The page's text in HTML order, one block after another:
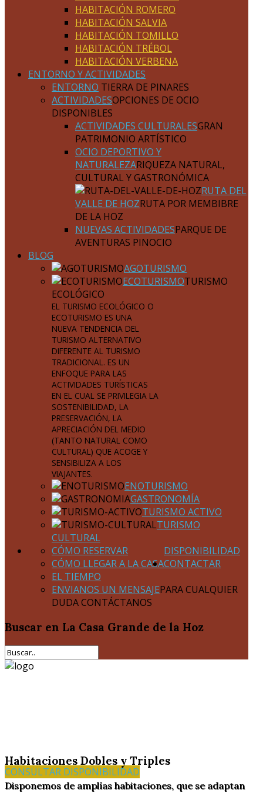
HABITACIÓN ROMERO
HABITACIÓN SALVIA
HABITACIÓN TOMILLO
HABITACIÓN TRÉBOL
HABITACIÓN VERBENA
ENTORNO Y ACTIVIDADES
ENTORNO TIERRA DE PINARES
ACTIVIDADESOPCIONES DE OCIO
DISPONIBLES
ACTIVIDADES CULTURALESGRAN
PATRIMONIO ARTÍSTICO
OCIO DEPORTIVO Y
NATURALEZARIQUEZA NATURAL,
CULTURAL Y GASTRONÓMICA
RUTA DEL
VALLE DE HOZRUTA POR MEMBIBRE
DE LA HOZ
NUEVAS ACTIVIDADESPARQUE DE
AVENTURAS PINOCIO
BLOG
AGOTURISMO
ECOTURISMOTURISMO
ECOLÓGICO
EL TURISMO ECOLÓGICO O
ECOTURISMO ES UNA
NUEVA TENDENCIA DEL
TURISMO ALTERNATIVO
DIFERENTE AL TURISMO
TRADICIONAL. ES UN
ENFOQUE PARA LAS
ACTIVIDADES TURÍSTICAS
EN EL CUAL SE PRIVILEGIA LA
SOSTENIBILIDAD, LA
PRESERVACIÓN, LA
APRECIACIÓN DEL MEDIO
(TANTO NATURAL COMO
CULTURAL) QUE ACOGE Y
SENSIBILIZA A LOS
VIAJANTES.
ENOTURISMO
GASTRONOMÍA
TURISMO ACTIVO
TURISMO
CULTURAL
DISPONIBILIDAD
CÓMO RESERVAR
CÓMO LLEGAR A LA CASA
EL TIEMPO
CONTACTAR
ENVIANOS UN MENSAJEPARA CUALQUIER
DUDA CONTÁCTANOS
Buscar en La Casa Grande de la Hoz
Habitaciones Dobles y Triples
Disponemos de amplías habitaciones, que se adaptan
CONSULTAR DISPONIBILIDAD